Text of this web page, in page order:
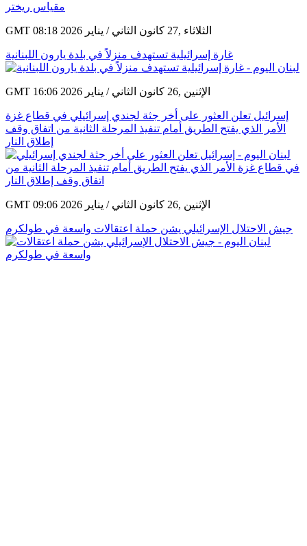
GMT 08:18 2026 الثلاثاء ,27 كانون الثاني / يناير
غارة إسرائيلية تستهدف منزلاً في بلدة يارون اللبنانية
GMT 16:06 2026 الإثنين ,26 كانون الثاني / يناير
إسرائيل تعلن العثور على أخر جثة لجندي إسرائيلي في قطاع غزة
الأمر الذي يفتح الطريق أمام تنفيذ المرحلة الثانية من اتفاق وقف
إطلاق النار
GMT 09:06 2026 الإثنين ,26 كانون الثاني / يناير
جيش الاحتلال الإسرائيلي يشن حملة اعتقالات واسعة في طولكرم